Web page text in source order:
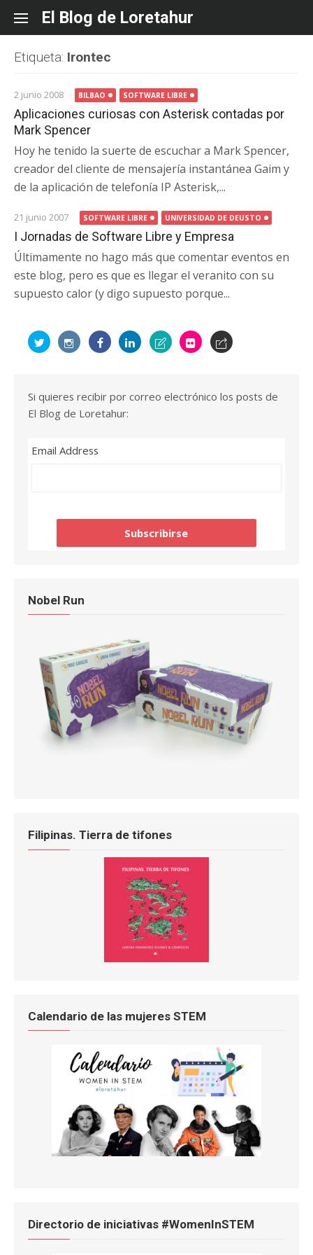
content
El Blog de Loretahur
Etiqueta: Irontec
2 junio 2008 BILBAO SOFTWARE LIBRE
Aplicaciones curiosas con Asterisk contadas por
Mark Spencer
Hoy he tenido la suerte de escuchar a Mark Spencer,
creador del cliente de mensajería instantánea Gaim y
de la aplicación de telefonía IP Asterisk,...
21 junio 2007 SOFTWARE LIBRE UNIVERSIDAD DE DEUSTO
I Jornadas de Software Libre y Empresa
Últimamente no hago más que comentar eventos en
este blog, pero es que es llegar el veranito con su
supuesto calor (y digo supuesto porque...
Si quieres recibir por correo electrónico los posts de
El Blog de Loretahur:
Email Address
Nobel Run
Filipinas. Tierra de tifones
Calendario de las mujeres STEM
Directorio de iniciativas #WomenInSTEM